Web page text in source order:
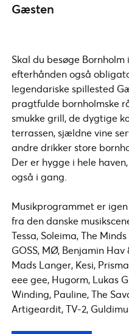
Gæsten
Skal du besøge
efterhånden også
legendariske spillested
pragtfulde bornholmske
smukke grill, de dygtige
terrassen, sjældne vine
andre drikker store
Der er hygge i hele
også i gang.
Musikprogrammet er
fra den danske
Tessa, Soleima, The
GOSS, MØ, Benjamin
Mads Langer, Kesi,
eee gee, Hugorm, Lukas
Winding, Pauline, The
Artigeardit, TV-2,